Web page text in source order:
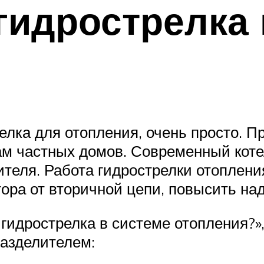
для отопления, очень просто.
частных домов. Современный
Работа гидрострелки
от вторичной цепи, повысить
в системе